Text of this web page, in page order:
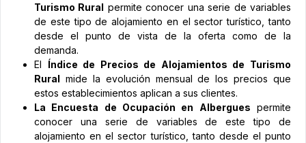
Turismo Rural permite conocer una serie de variables
de este tipo de alojamiento en el sector turístico, tanto
desde el punto de vista de la oferta como de la
demanda.
El Índice de Precios de Alojamientos de Turismo
Rural mide la evolución mensual de los precios que
estos establecimientos aplican a sus clientes.
La Encuesta de Ocupación en Albergues permite
conocer una serie de variables de este tipo de
alojamiento en el sector turístico, tanto desde el punto